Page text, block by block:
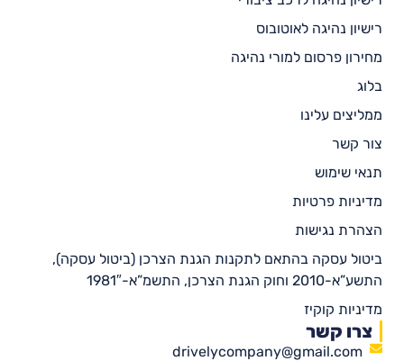
רישיון נהיגה לאוטובוס
מחירון פרסום למורי נהיגה
בלוג
ממליצים עלינו
צור קשר
תנאי שימוש
מדיניות פרטיות
הצהרת נגישות
ביטול עסקה בהתאם לתקנות הגנת הצרכן (ביטול עסקה),
התשע”א-2010 וחוק הגנת הצרכן, התשמ”א-1981″
מדיניות קוקיז
צרו קשר
drivelycompany@gmail.com